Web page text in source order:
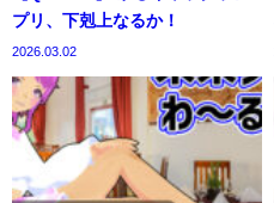
プリ、下剋上なるか！
2026.03.02